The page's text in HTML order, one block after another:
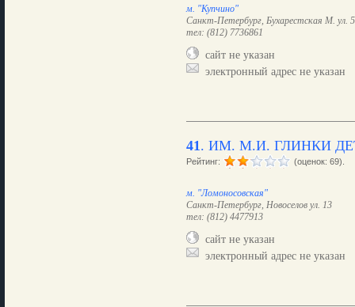
м. "Купчино"
Санкт-Петербург, Бухарестская М. ул.
тел: (812) 7736861
сайт не указан
электронный адрес не указан
41. ИМ. М.И. ГЛИНКИ
Рейтинг: (оценок: 69).
м. "Ломоносовская"
Санкт-Петербург, Новоселов ул. 13
тел: (812) 4477913
сайт не указан
электронный адрес не указан